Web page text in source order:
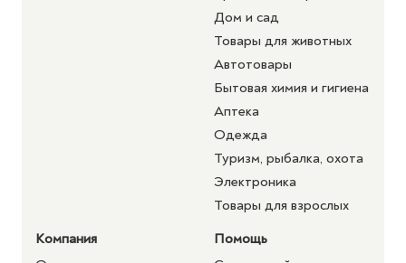
Дом и сад
Товары для животных
Автотовары
Бытовая химия и гигиена
Аптека
Одежда
Туризм, рыбалка, охота
Электроника
Товары для взрослых
Компания
Помощь